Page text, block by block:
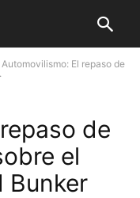
Automovilismo: El repaso de
de
el
Bunker